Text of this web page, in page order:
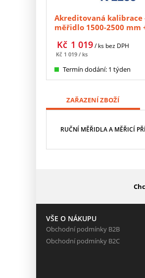
Akreditovaná kalibrace
měřidlo 1500-2500 mm
1 019
Kč / ks bez DPH
1 019
Kč / ks
Termín dodání: 1 týden
ZAŘAZENÍ ZBOŽÍ
RUČNÍ MĚŘIDLA A MĚŘICÍ
VŠE O NÁKUPU
Obchodní podmínky B2B
Obchodní podmínky B2C